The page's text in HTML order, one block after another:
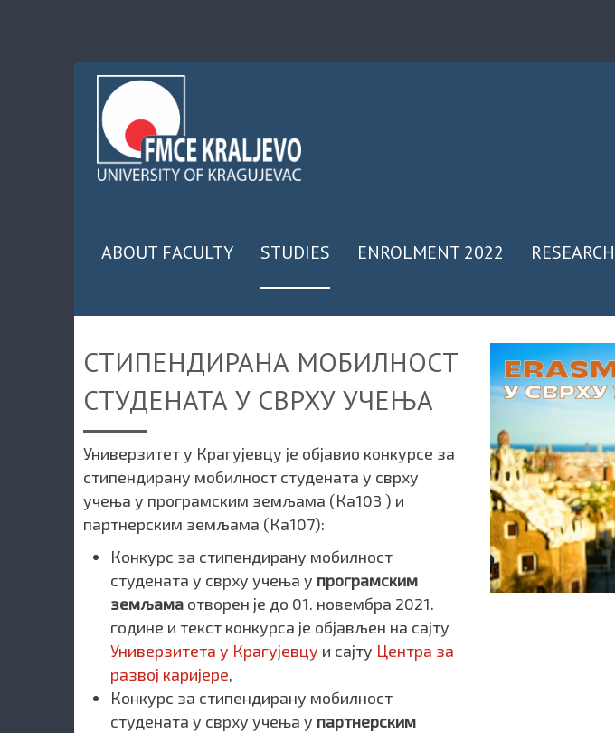
ABOUT FACULTY STUDIES ENROLMENT 2022 RESEARCH
СТИПЕНДИРАНА МОБИЛНОСТ
СТУДЕНАТА У СВРХУ УЧЕЊА
Универзитет у Крагујевцу је објавио конкурсе за
стипендирану мобилност студената у сврху
учења у програмским земљама (Ка103 ) и
партнерским земљама (Ка107):
Конкурс за стипендирану мобилност
студената у сврху учења у програмским
земљама отворен је до 01. новембра 2021.
године и текст конкурса је објављен на сајту
Универзитета у Крагујевцу и сајту Центра за
развој каријере,
Конкурс за стипендирану мобилност
студената у сврху учења у партнерским